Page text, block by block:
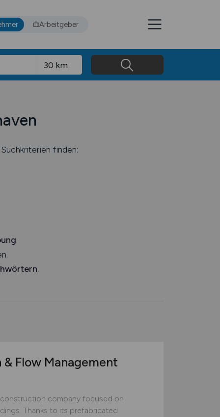
Arbeitgeber
finden:
.
.
Flow Management
company focused on
Thanks to its prefabricated